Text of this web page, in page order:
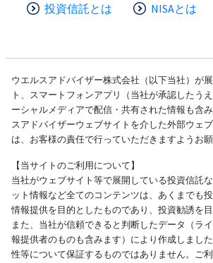
投資信託とは NISAとは
ウエルスアドバイザー株式会社（以下当社）が
ト、スマートフォンアプリ（当社が承認したう
ーシャルメディアで配信・共有された情報も含
スアドバイザーウェブサイトを介した外部ウェ
は、お客様の責任で行っていただきますようお願
【当サイトのご利用について】
当社がウェブサイト等で展開している投資信託
ット情報など全てのコンテンツは、あくまでも
情報提供を目的としたものであり、投資勧誘を目
また、当社が信頼できると判断したデータ（ラ
報提供者のものも含みます）により作成しまし
性等について保証するものではありません。ご